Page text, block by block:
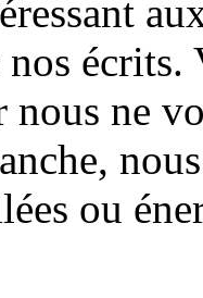
écrits.
nous ne
ou